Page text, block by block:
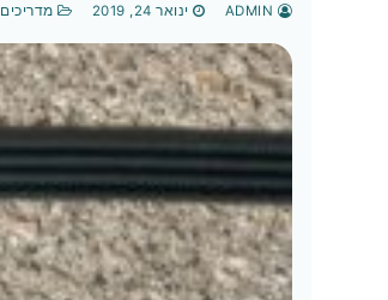
ינואר 24, 2019 מדריכים